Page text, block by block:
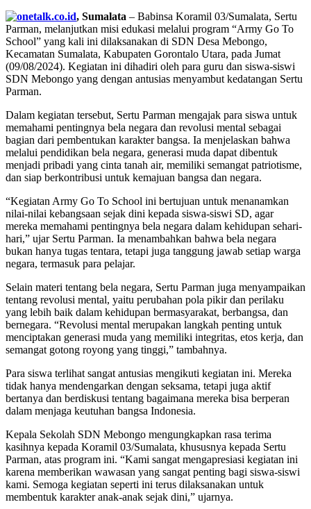
, Sumalata – Babinsa Koramil 03/Sumalata, Sertu
Parman, melanjutkan misi edukasi melalui program “Army Go To
School” yang kali ini dilaksanakan di SDN Desa Mebongo,
Kecamatan Sumalata, Kabupaten Gorontalo Utara, pada Jumat
(09/08/2024). Kegiatan ini dihadiri oleh para guru dan siswa-siswi
SDN Mebongo yang dengan antusias menyambut kedatangan Sertu
Parman.
Dalam kegiatan tersebut, Sertu Parman mengajak para siswa untuk
memahami pentingnya bela negara dan revolusi mental sebagai
bagian dari pembentukan karakter bangsa. Ia menjelaskan bahwa
melalui pendidikan bela negara, generasi muda dapat dibentuk
menjadi pribadi yang cinta tanah air, memiliki semangat patriotisme,
dan siap berkontribusi untuk kemajuan bangsa dan negara.
“Kegiatan Army Go To School ini bertujuan untuk menanamkan
nilai-nilai kebangsaan sejak dini kepada siswa-siswi SD, agar
mereka memahami pentingnya bela negara dalam kehidupan sehari-
hari,” ujar Sertu Parman. Ia menambahkan bahwa bela negara
bukan hanya tugas tentara, tetapi juga tanggung jawab setiap warga
negara, termasuk para pelajar.
Selain materi tentang bela negara, Sertu Parman juga menyampaikan
tentang revolusi mental, yaitu perubahan pola pikir dan perilaku
yang lebih baik dalam kehidupan bermasyarakat, berbangsa, dan
bernegara. “Revolusi mental merupakan langkah penting untuk
menciptakan generasi muda yang memiliki integritas, etos kerja, dan
semangat gotong royong yang tinggi,” tambahnya.
Para siswa terlihat sangat antusias mengikuti kegiatan ini. Mereka
tidak hanya mendengarkan dengan seksama, tetapi juga aktif
bertanya dan berdiskusi tentang bagaimana mereka bisa berperan
dalam menjaga keutuhan bangsa Indonesia.
Kepala Sekolah SDN Mebongo mengungkapkan rasa terima
kasihnya kepada Koramil 03/Sumalata, khususnya kepada Sertu
Parman, atas program ini. “Kami sangat mengapresiasi kegiatan ini
karena memberikan wawasan yang sangat penting bagi siswa-siswi
kami. Semoga kegiatan seperti ini terus dilaksanakan untuk
membentuk karakter anak-anak sejak dini,” ujarnya.